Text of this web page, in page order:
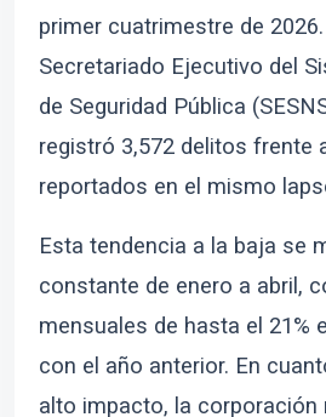
primer cuatrimestre de
Secretariado Ejecutivo del
de Seguridad Pública
registró 3,572 delitos frente
reportados en el mismo
Esta tendencia a la baja se
constante de enero a abril,
mensuales de hasta el 21%
con el año anterior. En
alto impacto, la corporación